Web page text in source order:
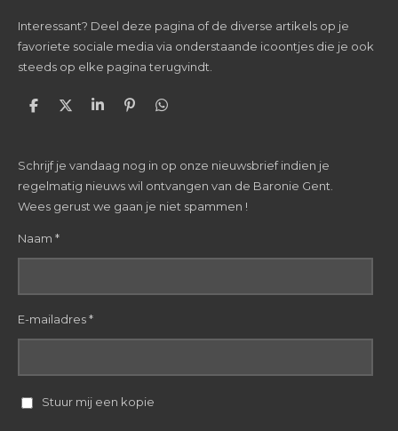
Interessant? Deel deze pagina of de diverse artikels op je
favoriete sociale media via onderstaande icoontjes die je ook
steeds op elke pagina terugvindt.
D
n
D
S
e
P
e
n
D
n
Schrijf je vandaag nog in op onze nieuwsbrief indien je
regelmatig nieuws wil ontvangen van de Baronie Gent.
Wees gerust we gaan je niet spammen !
Naam *
E-mailadres *
Stuur mij een kopie